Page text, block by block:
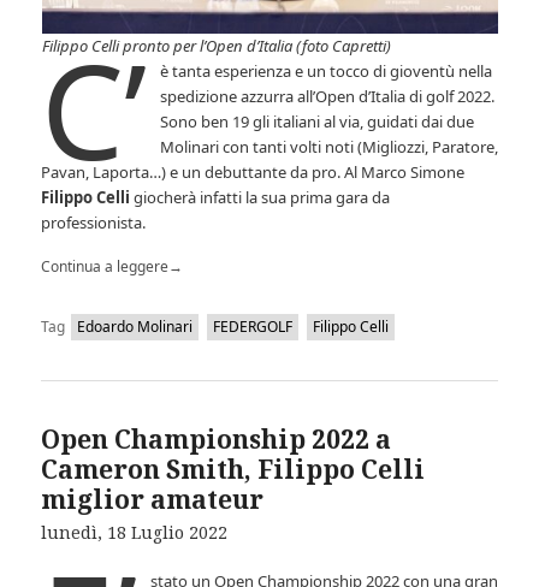
Filippo Celli pronto per l’Open d’Italia(foto Capretti)
C’
è tanta esperienza e un tocco di gioventù nella
spedizione azzurra all’Open d’Italia di golf 2022.
Sono ben 19 gli italiani al via, guidati dai due
Molinari con tanti volti noti (Migliozzi, Paratore,
Pavan, Laporta…) e un debuttante da pro. Al Marco Simone
Filippo Celli giocherà infatti la sua prima gara da
professionista.
Continua a leggere→
Tag Edoardo Molinari FEDERGOLF Filippo Celli
Open Championship 2022 a
Cameron Smith, Filippo Celli
miglior amateur
lunedì, 18 Luglio 2022
stato un Open Championship 2022 con una gran